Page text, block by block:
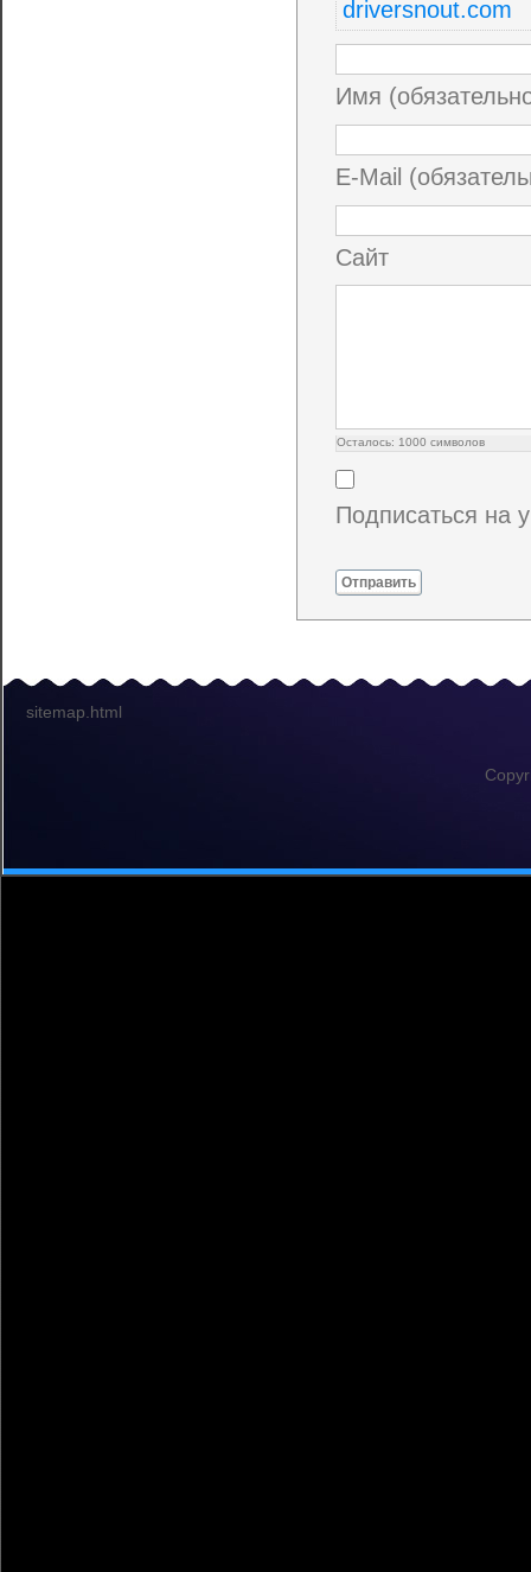
driversnout.com
Имя
E-Mail
Сайт
Осталось: 1000 символов
Подписаться на
Отправить
sitemap.html